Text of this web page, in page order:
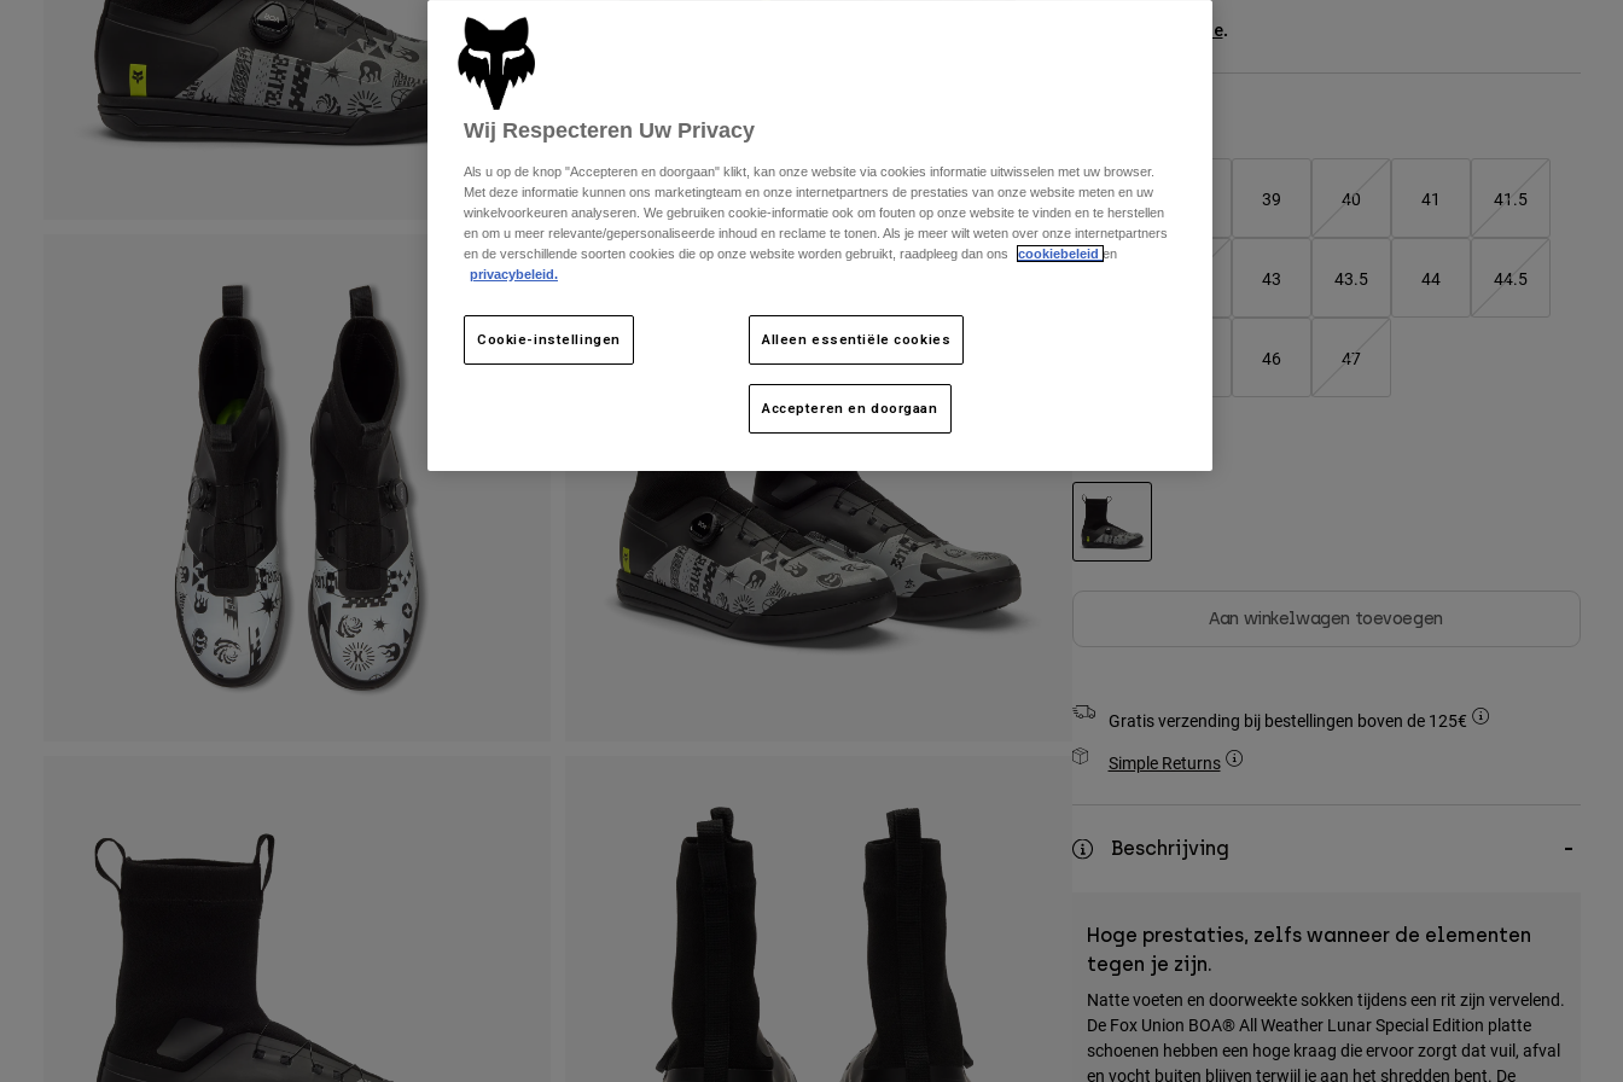
here.
37 39 40 41 41.5
43 43.5 44 44.5
46 47
Aan winkelwagen toevoegen
Gratis verzending bij bestellingen boven de 125€
Simple Returns
Beschrijving
Hoge prestaties, zelfs wanneer de elementen
tegen je zijn.
Natte voeten en doorweekte sokken tijdens een rit zijn vervelend.
De Fox Union BOA® All Weather Lunar Special Edition platte
schoenen hebben een hoge kraag die ervoor zorgt dat vuil, afval
en vocht buiten blijven terwijl je aan het shredden bent. De
Wij Respecteren Uw Privacy
Als u op de knop "Accepteren en doorgaan" klikt, kan onze website via cookies informatie uitwisselen met uw browser.
Met deze informatie kunnen ons marketingteam en onze internetpartners de prestaties van onze website meten en uw
winkelvoorkeuren analyseren. We gebruiken cookie-informatie ook om fouten op onze website te vinden en te herstellen
en om u meer relevante/gepersonaliseerde inhoud en reclame te tonen. Als je meer wilt weten over onze internetpartners
en de verschillende soorten cookies die op onze website worden gebruikt, raadpleeg dan ons
cookiebeleid en
privacybeleid.
Cookie-instellingen Alleen essentiële cookies
Accepteren en doorgaan